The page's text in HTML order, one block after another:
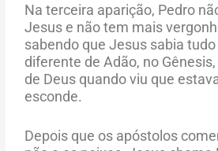
Na terceira aparição, Pedro
Jesus e não tem mais
sabendo que Jesus sabia tudo
diferente de Adão, no
de Deus quando viu que
esconde.
Depois que os apóstolos